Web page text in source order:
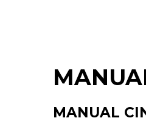
MANUAL